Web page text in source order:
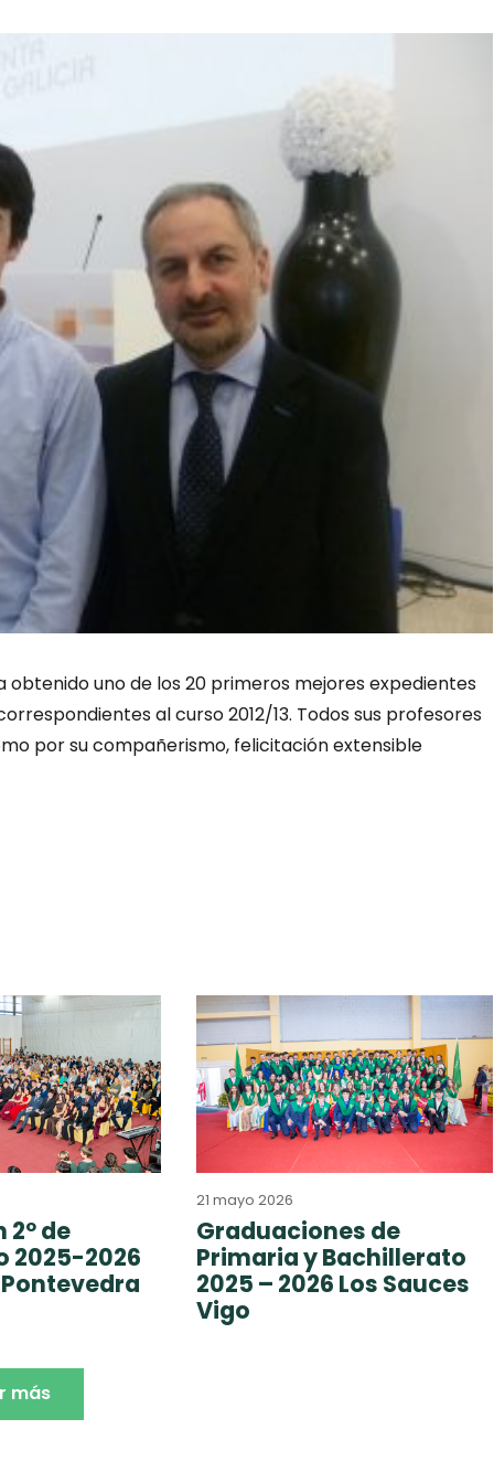
obtenido uno de los 20 primeros mejores expedientes
al curso 2012/13. Todos sus profesores
por su compañerismo, felicitación extensible
de
2025-2026
21 mayo 2026
Graduaciones de
Primaria y Bachillerato
2025 – 2026 Los Sauces
Vigo
más